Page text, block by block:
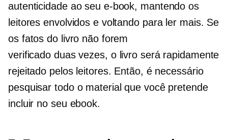
autenticidade ao seu e-book, mantendo os
leitores envolvidos e voltando para ler mais. Se
os fatos do livro não forem
verificado duas vezes, o livro será rapidamente
rejeitado pelos leitores. Então, é necessário
pesquisar todo o material que você pretende
incluir no seu ebook.